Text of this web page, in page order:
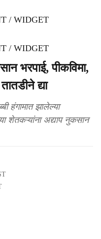
/ WIDGET
/ WIDGET
भरपाई, पीकविमा,
द्या
हंगामात झालेल्या
शेतकऱ्यांना अद्याप नुकसान